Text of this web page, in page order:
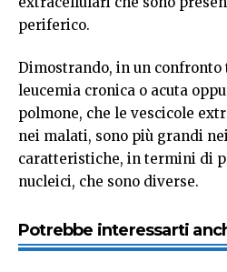
periferico.
Dimostrando, in un confronto
leucemia cronica o acuta
polmone, che le vescicole
nei malati, sono più grandi
caratteristiche, in termini di
nucleici, che sono diverse.
Potrebbe interessarti